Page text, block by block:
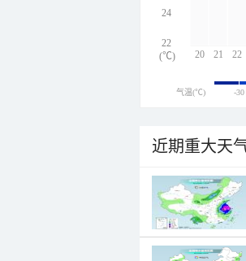
20 21 22
24
22
(℃)
气温(℃) -30
近期重大天